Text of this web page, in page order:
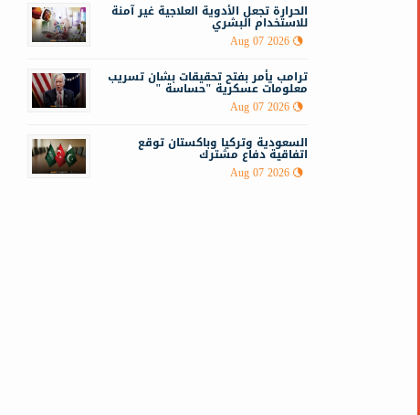
الحرارة تجعل الأدوية العلاجية غير آمنة
للاستخدام البشري
Aug 07 2026
ترامب يأمر بفتح تحقيقات بشان تسريب
معلومات عسكرية "حساسة "
Aug 07 2026
السعودية وتركيا وباكستان توقع
اتفاقية دفاع مشترك
Aug 07 2026